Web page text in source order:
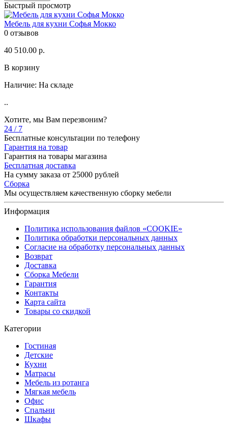
Быстрый просмотр
Мебель для кухни Софья Мокко
0 отзывов
40 510.00 р.
В корзину
Наличие: На складе
..
Хотите, мы Вам перезвоним?
24 / 7
Бесплатные консультации по телефону
Гарантия на товар
Гарантия на товары магазина
Бесплатная доставка
На сумму заказа от 25000 рублей
Сборка
Мы осуществляем качественную сборку мебели
Информация
Политика использования файлов «COOKIE»
Политика обработки персональных данных
Согласие на обработку персональных данных
Возврат
Доставка
Сборка Мебели
Гарантия
Контакты
Карта сайта
Товары со скидкой
Категории
Гостиная
Детские
Кухни
Матрасы
Мебель из ротанга
Мягкая мебель
Офис
Спальни
Шкафы